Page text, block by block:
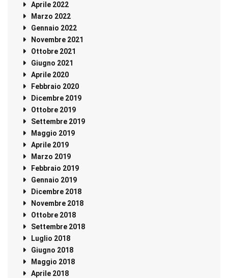
Aprile 2022
Marzo 2022
Gennaio 2022
Novembre 2021
Ottobre 2021
Giugno 2021
Aprile 2020
Febbraio 2020
Dicembre 2019
Ottobre 2019
Settembre 2019
Maggio 2019
Aprile 2019
Marzo 2019
Febbraio 2019
Gennaio 2019
Dicembre 2018
Novembre 2018
Ottobre 2018
Settembre 2018
Luglio 2018
Giugno 2018
Maggio 2018
Aprile 2018